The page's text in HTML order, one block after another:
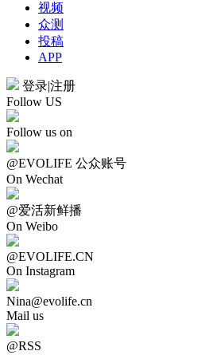
视频
众测
投稿
APP
登录|注册
Follow US
Follow us on
@EVOLIFE 公众账号
On Wechat
@爱活新鲜播
On Weibo
@EVOLIFE.CN
On Instagram
Nina@evolife.cn
Mail us
@RSS